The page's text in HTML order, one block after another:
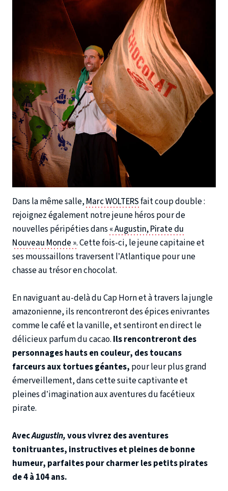
Dans la même salle, Marc WOLTERSfait coup double :
rejoignez également notre jeune héros pour de
nouvelles péripéties dans « Augustin, Pirate du
Nouveau Monde ». Cette fois-ci, le jeune capitaine et
ses moussaillons traversent l’Atlantique pour une
chasse au trésor en chocolat.
En naviguant au-delà du Cap Horn et à travers la jungle
amazonienne, ils rencontreront des épices enivrantes
comme le café et la vanille, et sentiront en direct le
délicieux parfum du cacao. Ils rencontreront des
personnages hauts en couleur, des toucans
farceurs aux tortues géantes, pour leur plus grand
émerveillement, dans cette suite captivante et
pleines d’imagination aux aventures du facétieux
pirate.
AvecAugustin,vous vivrez des aventures
tonitruantes, instructives et pleines de bonne
humeur, parfaites pour charmer les petits pirates
de 4 à 104 ans.